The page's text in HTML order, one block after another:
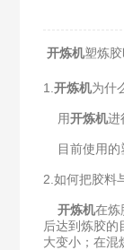
开炼机塑炼
1. 开炼机为什
用开炼机进
目前使用的
2.如何把胶料
开炼机在炼
后达到炼胶
大变小；在混